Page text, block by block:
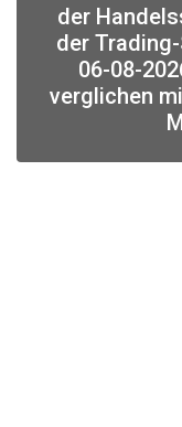
der
der
06-08-
verglichen